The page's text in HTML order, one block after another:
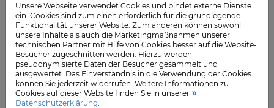
nachvollziehbar digital dokumentiert
Über 200 optimierte und standardisierte Prozesse –
von der Aufnahme bis zur Entlassung und darüber
hinaus
Erfolgreiche Go-live-Phasen dank strukturierter
Zusammenarbeit
Unsere Webseite verwendet Cookies und bindet externe Dienste
ein. Cookies sind zum einen erforderlich für die grundlegende
Funktionalität unserer Website. Zum anderen können sowohl
unsere Inhalte als auch die Marketingmaßnahmen unserer
technischen Partner mit Hilfe von Cookies besser auf die Website-
Besucher zugeschnitten werden. Hierzu werden
pseudonymisierte Daten der Besucher gesammelt und
ausgewertet. Das Einverständnis in die Verwendung der Cookies
können Sie jederzeit widerrufen. Weitere Informationen zu
Cookies auf dieser Website finden Sie in unserer
Datenschutzerklärung